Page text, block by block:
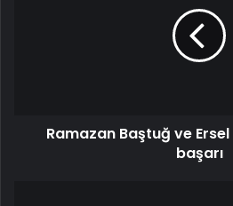
Ramazan Baştuğ ve
başarı